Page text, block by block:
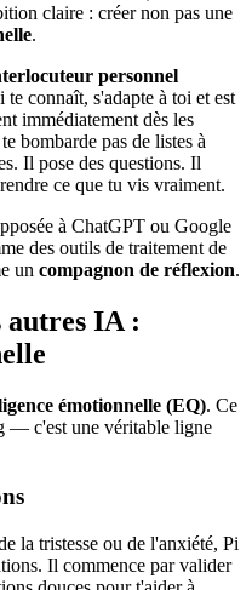
claire : créer non pas une
.
personnel
connaît, s'adapte à toi et est
immédiatement dès les
bombarde pas de listes à
Il pose des questions. Il
ce que tu vis vraiment.
à ChatGPT ou Google
des outils de traitement de
un compagnon de réflexion.
autres IA :
émotionnelle (EQ). Ce
— c'est une véritable ligne
la tristesse ou de l'anxiété, Pi
Il commence par valider